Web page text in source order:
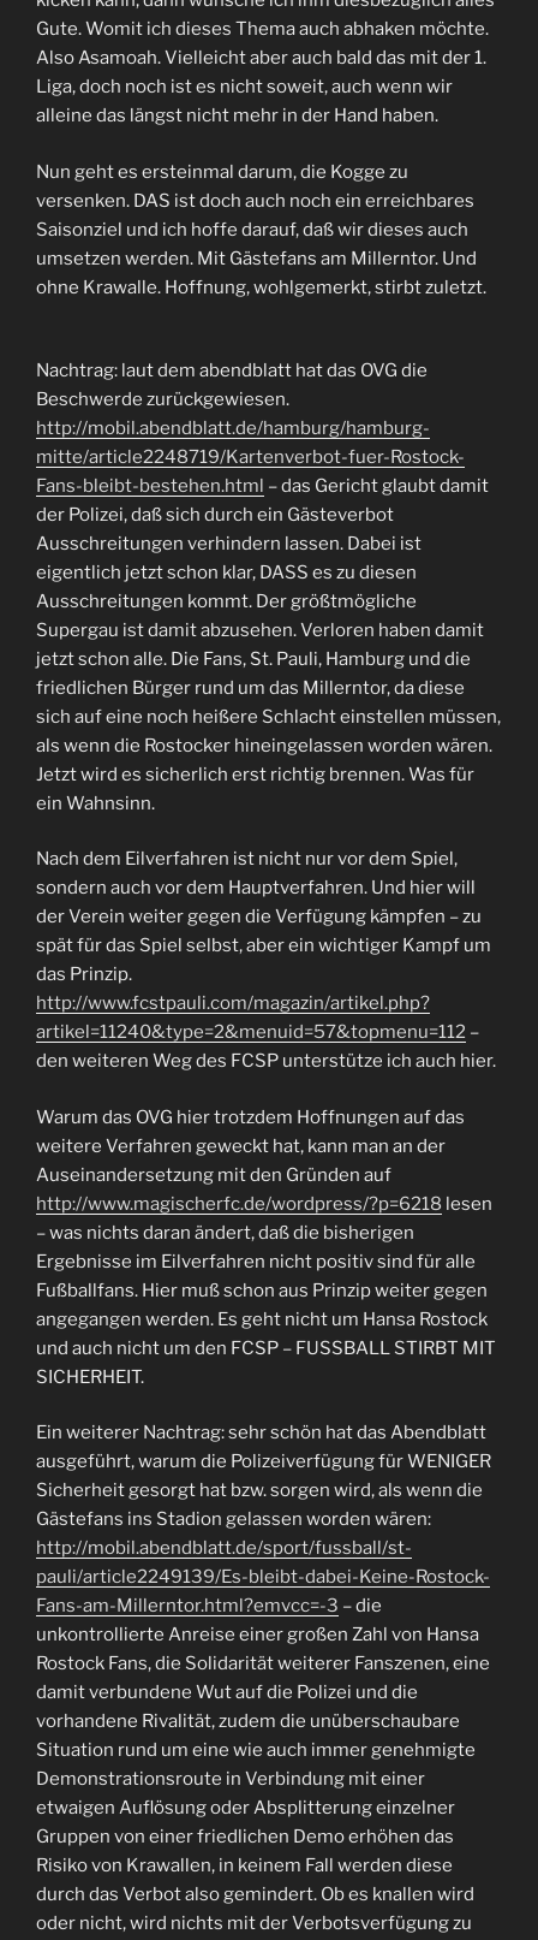
Gute. Womit ich dieses Thema auch abhaken möchte.
Also Asamoah. Vielleicht aber auch bald das mit der 1.
Liga, doch noch ist es nicht soweit, auch wenn wir
alleine das längst nicht mehr in der Hand haben.
Nun geht es ersteinmal darum, die Kogge zu
versenken. DAS ist doch auch noch ein erreichbares
Saisonziel und ich hoffe darauf, daß wir dieses auch
umsetzen werden. Mit Gästefans am Millerntor. Und
ohne Krawalle. Hoffnung, wohlgemerkt, stirbt zuletzt.
Nachtrag: laut dem abendblatt hat das OVG die
Beschwerde zurückgewiesen.
http://mobil.abendblatt.de/hamburg/hamburg-
mitte/article2248719/Kartenverbot-fuer-Rostock-
Fans-bleibt-bestehen.html – das Gericht glaubt damit
der Polizei, daß sich durch ein Gästeverbot
Ausschreitungen verhindern lassen. Dabei ist
eigentlich jetzt schon klar, DASS es zu diesen
Ausschreitungen kommt. Der größtmögliche
Supergau ist damit abzusehen. Verloren haben damit
jetzt schon alle. Die Fans, St. Pauli, Hamburg und die
friedlichen Bürger rund um das Millerntor, da diese
sich auf eine noch heißere Schlacht einstellen müssen,
als wenn die Rostocker hineingelassen worden wären.
Jetzt wird es sicherlich erst richtig brennen. Was für
ein Wahnsinn.
Nach dem Eilverfahren ist nicht nur vor dem Spiel,
sondern auch vor dem Hauptverfahren. Und hier will
der Verein weiter gegen die Verfügung kämpfen – zu
spät für das Spiel selbst, aber ein wichtiger Kampf um
das Prinzip.
http://www.fcstpauli.com/magazin/artikel.php?
artikel=11240&type=2&menuid=57&topmenu=112 –
den weiteren Weg des FCSP unterstütze ich auch hier.
Warum das OVG hier trotzdem Hoffnungen auf das
weitere Verfahren geweckt hat, kann man an der
Auseinandersetzung mit den Gründen auf
http://www.magischerfc.de/wordpress/?p=6218 lesen
– was nichts daran ändert, daß die bisherigen
Ergebnisse im Eilverfahren nicht positiv sind für alle
Fußballfans. Hier muß schon aus Prinzip weiter gegen
angegangen werden. Es geht nicht um Hansa Rostock
und auch nicht um den FCSP – FUSSBALL STIRBT MIT
SICHERHEIT.
Ein weiterer Nachtrag: sehr schön hat das Abendblatt
ausgeführt, warum die Polizeiverfügung für WENIGER
Sicherheit gesorgt hat bzw. sorgen wird, als wenn die
Gästefans ins Stadion gelassen worden wären:
http://mobil.abendblatt.de/sport/fussball/st-
pauli/article2249139/Es-bleibt-dabei-Keine-Rostock-
Fans-am-Millerntor.html?emvcc=-3 – die
unkontrollierte Anreise einer großen Zahl von Hansa
Rostock Fans, die Solidarität weiterer Fanszenen, eine
damit verbundene Wut auf die Polizei und die
vorhandene Rivalität, zudem die unüberschaubare
Situation rund um eine wie auch immer genehmigte
Demonstrationsroute in Verbindung mit einer
etwaigen Auflösung oder Absplitterung einzelner
Gruppen von einer friedlichen Demo erhöhen das
Risiko von Krawallen, in keinem Fall werden diese
durch das Verbot also gemindert. Ob es knallen wird
oder nicht, wird nichts mit der Verbotsverfügung zu